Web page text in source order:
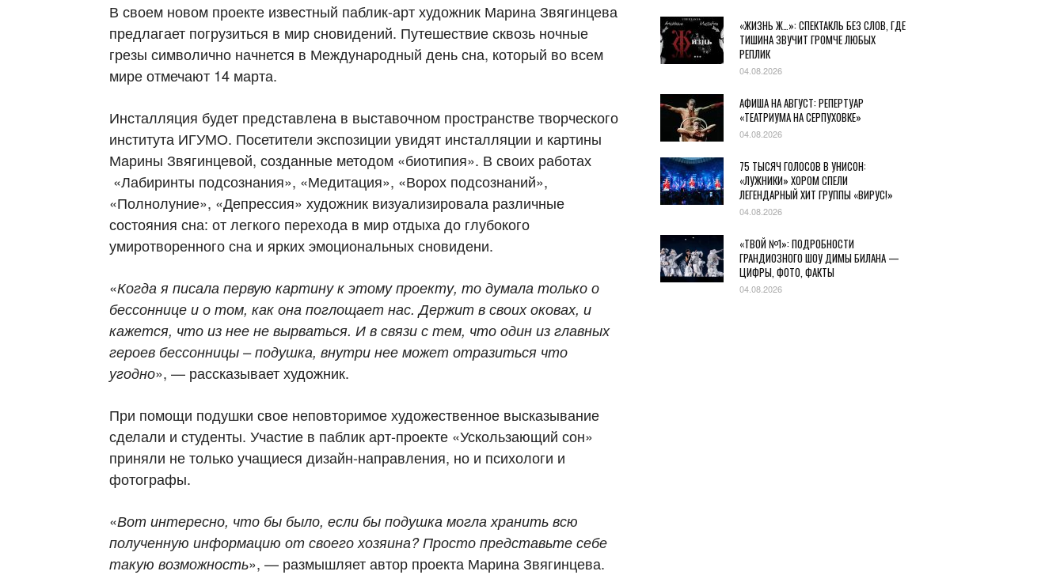
В своем новом проекте известный паблик-арт художник Марина Звягинцева
предлагает погрузиться в мир сновидений. Путешествие сквозь ночные
грезы символично начнется в Международный день сна, который во всем
мире отмечают 14 марта.
Инсталляция будет представлена в выставочном пространстве творческого
института ИГУМО. Посетители экспозиции увидят инсталляции и картины
Марины Звягинцевой, созданные методом «биотипия». В своих работах
«Лабиринты подсознания», «Медитация», «Ворох подсознаний»,
«Полнолуние», «Депрессия» художник визуализировала различные
состояния сна: от легкого перехода в мир отдыха до глубокого
умиротворенного сна и ярких эмоциональных сновидени.
«Когда я писала первую картину к этому проекту, то думала только о
бессоннице и о том, как она поглощает нас. Держит в своих оковах, и
кажется, что из нее не вырваться. И в связи с тем, что один из главных
героев бессонницы – подушка, внутри нее может отразиться что
угодно», — рассказывает художник.
При помощи подушки свое неповторимое художественное высказывание
сделали и студенты. Участие в паблик арт-проекте «Ускользающий сон»
приняли не только учащиеся дизайн-направления, но и психологи и
фотографы.
«Вот интересно, что бы было, если бы подушка могла хранить всю
полученную информацию от своего хозяина? Просто представьте себе
такую возможность», — размышляет автор проекта Марина Звягинцева.
«ЖИЗНЬ Ж…»: СПЕКТАКЛЬ БЕЗ СЛОВ, ГДЕ
ТИШИНА ЗВУЧИТ ГРОМЧЕ ЛЮБЫХ
РЕПЛИК
04.08.2026
АФИША НА АВГУСТ: РЕПЕРТУАР
«ТЕАТРИУМА НА СЕРПУХОВКЕ»
04.08.2026
75 ТЫСЯЧ ГОЛОСОВ В УНИСОН:
«ЛУЖНИКИ» ХОРОМ СПЕЛИ
ЛЕГЕНДАРНЫЙ ХИТ ГРУППЫ «ВИРУС!»
04.08.2026
«ТВОЙ №1»: ПОДРОБНОСТИ
ГРАНДИОЗНОГО ШОУ ДИМЫ БИЛАНА —
ЦИФРЫ, ФОТО, ФАКТЫ
04.08.2026